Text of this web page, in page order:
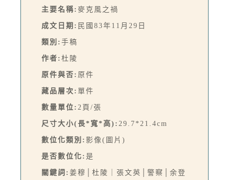
主要名稱: 麥克風之禍
成文日期: 民國83年11月29日
類別: 手稿
作者: 杜陵
原件與否: 原件
藏品層次: 單件
數量單位: 2頁/張
尺寸大小(長*寬*高): 29.7*21.4cm
數位化類別: 影像(圖片)
是否數位化: 是
關鍵詞: 姜穆│杜陵｜張文英│警察│余登